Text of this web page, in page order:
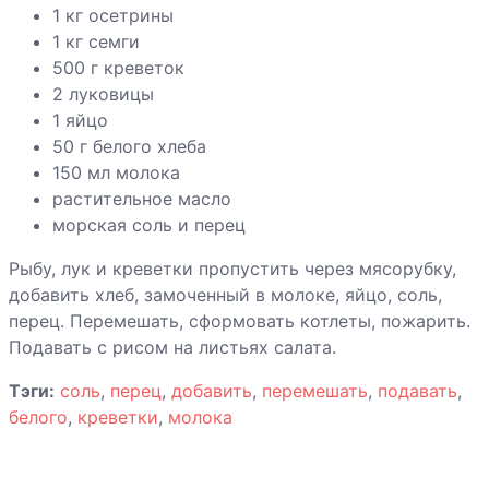
Креветки и
морские
гребешки с
овощами
Креветки с
брокколи
Лосось с
луковым
1 кг осетрины
1 кг семги
500 г креветок
2 луковицы
1 яйцо
50 г белого хлеба
150 мл молока
растительное масло
морская соль и перец
Рыбу, лук и креветки пропустить через мясорубку,
добавить хлеб, замоченный в молоке, яйцо, соль,
перец. Перемешать, сформовать котлеты, пожарить.
Подавать с рисом на листьях салата.
Тэги: соль, перец, добавить, перемешать, подавать,
белого, креветки, молока